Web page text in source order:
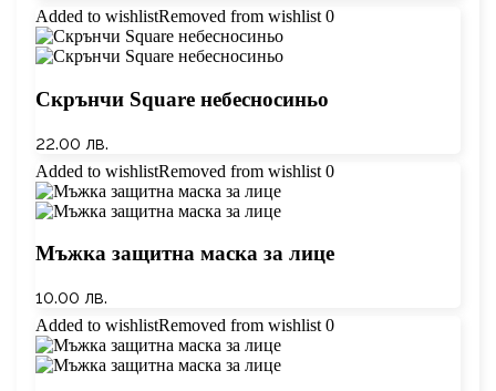
Added to wishlistRemoved from wishlist 0
Скрънчи Square небесносиньо
22.00 лв.
Added to wishlistRemoved from wishlist 0
Mъжка защитна маска за лице
10.00 лв.
Added to wishlistRemoved from wishlist 0